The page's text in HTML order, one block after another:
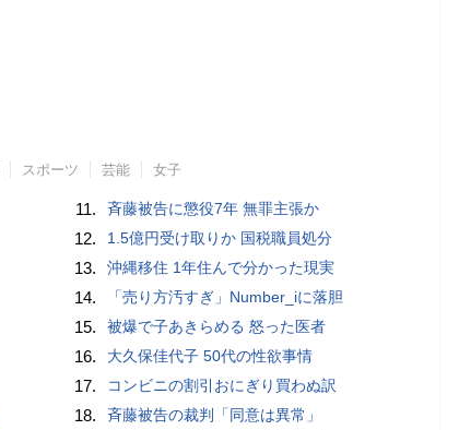
スポーツ 芸能 女子
11. 斉藤被告に懲役7年 無罪主張か
12. 1.5億円受け取りか 国税職員処分
13. 沖縄移住 1年住んで分かった現実
14. 「売り方汚すぎ」Number_iに落胆
15. 被爆で子あきらめる 怒った医者
16. 大久保佳代子 50代の性欲事情
17. コンビニの割引おにぎり買わぬ訳
18. 斉藤被告の裁判「同意は異常」